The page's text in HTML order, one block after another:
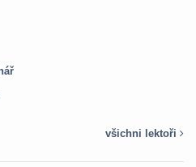
všichni lektoři